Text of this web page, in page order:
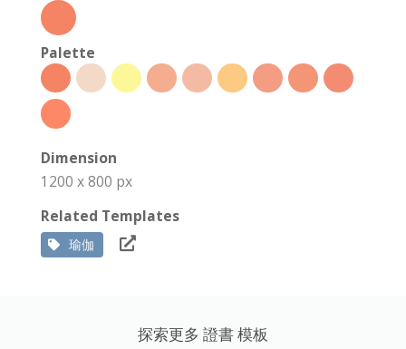
Palette
Dimension
1200 x 800 px
Related Templates
瑜伽
探索更多 證書 模板